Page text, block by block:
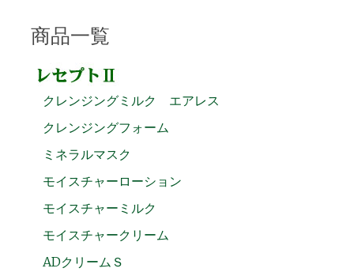
商品一覧
クレンジングミルク エアレス
クレンジングフォーム
ミネラルマスク
モイスチャーローション
モイスチャーミルク
モイスチャークリーム
ADクリームＳ